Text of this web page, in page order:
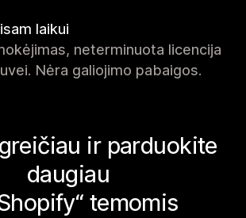
laikui
neterminuota licencija
Nėra galiojimo pabaigos.
ir parduokite
daugiau
temomis